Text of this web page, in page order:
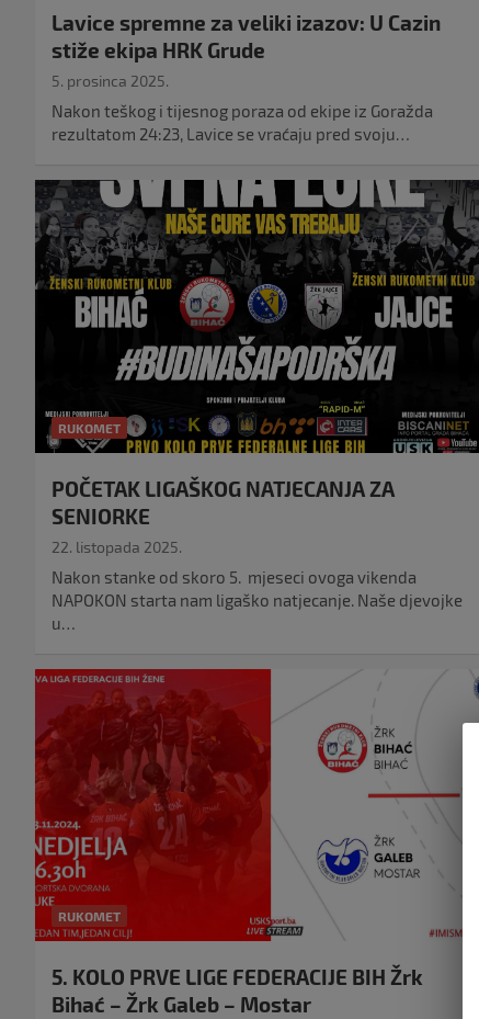
Lavice spremne za veliki izazov: U Cazin
stiže ekipa HRK Grude
5. prosinca 2025.
Nakon teškog i tijesnog poraza od ekipe iz Goražda
rezultatom 24:23, Lavice se vraćaju pred svoju…
RUKOMET
POČETAK LIGAŠKOG NATJECANJA ZA
SENIORKE
22. listopada 2025.
Nakon stanke od skoro 5. mjeseci ovoga vikenda
NAPOKON starta nam ligaško natjecanje. Naše djevojke
u…
RUKOMET
5. KOLO PRVE LIGE FEDERACIJE BIH Žrk
Bihać – Žrk Galeb – Mostar